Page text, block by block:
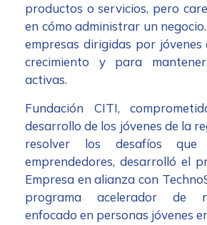
productos o servicios, pero
en cómo administrar un
empresas dirigidas por
crecimiento y para
activas.
Fundación CITI,
desarrollo de los jóvenes de la
resolver los desafíos que
emprendedores, desarrolló el
Empresa en alianza con
programa acelerador de
enfocado en personas jóvenes